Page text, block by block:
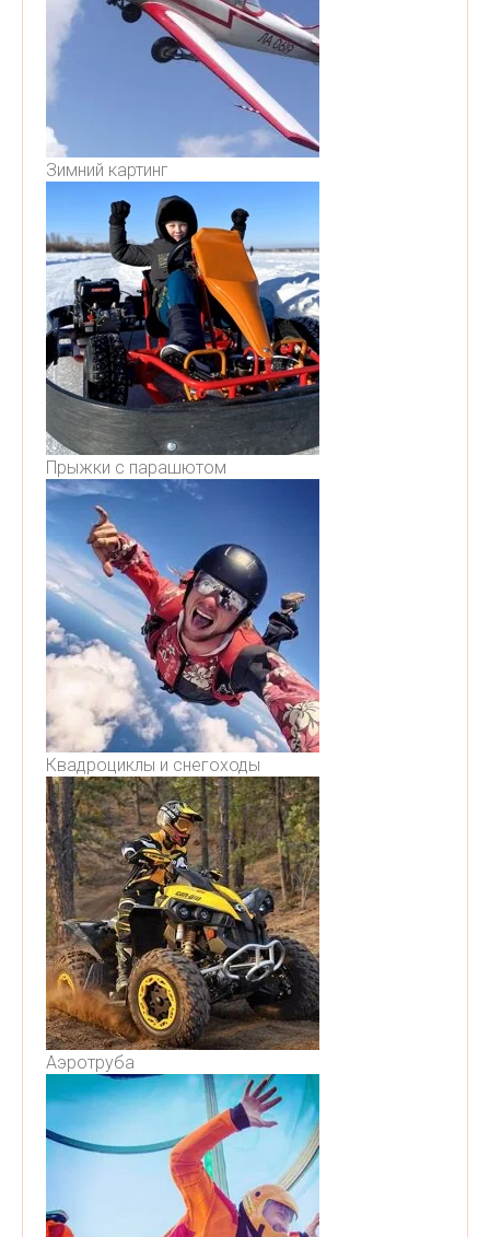
Зимний картинг
Прыжки с парашютом
Квадроциклы и снегоходы
Аэротруба